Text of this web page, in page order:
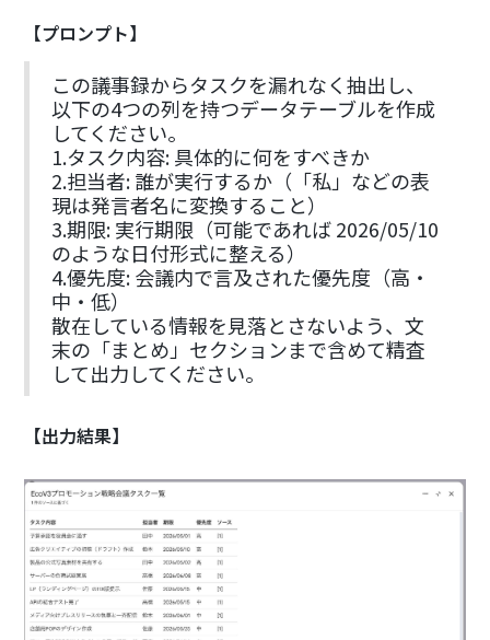
【プロンプト】
この議事録からタスクを漏れなく抽出し、
以下の4つの列を持つデータテーブルを作成
してください。
1.タスク内容: 具体的に何をすべきか
2.担当者: 誰が実行するか（「私」などの表
現は発言者名に変換すること）
3.期限: 実行期限（可能であれば 2026/05/10
のような日付形式に整える）
4.優先度: 会議内で言及された優先度（高・
中・低）
散在している情報を見落とさないよう、文
末の「まとめ」セクションまで含めて精査
して出力してください。
【出力結果】